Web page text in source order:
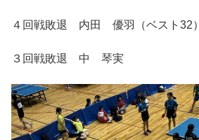
４回戦敗退 内田 優羽（ベスト32）
３回戦敗退 中 琴実